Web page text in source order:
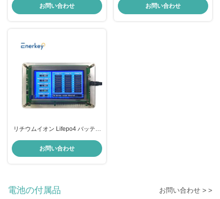
放電バランサー
お問い合わせ
置
お問い合わせ
リチウムイオン Lifepo4 バッテリ
ング 電圧測定器
お問い合わせ
電池の付属品 お問い合わせ > >